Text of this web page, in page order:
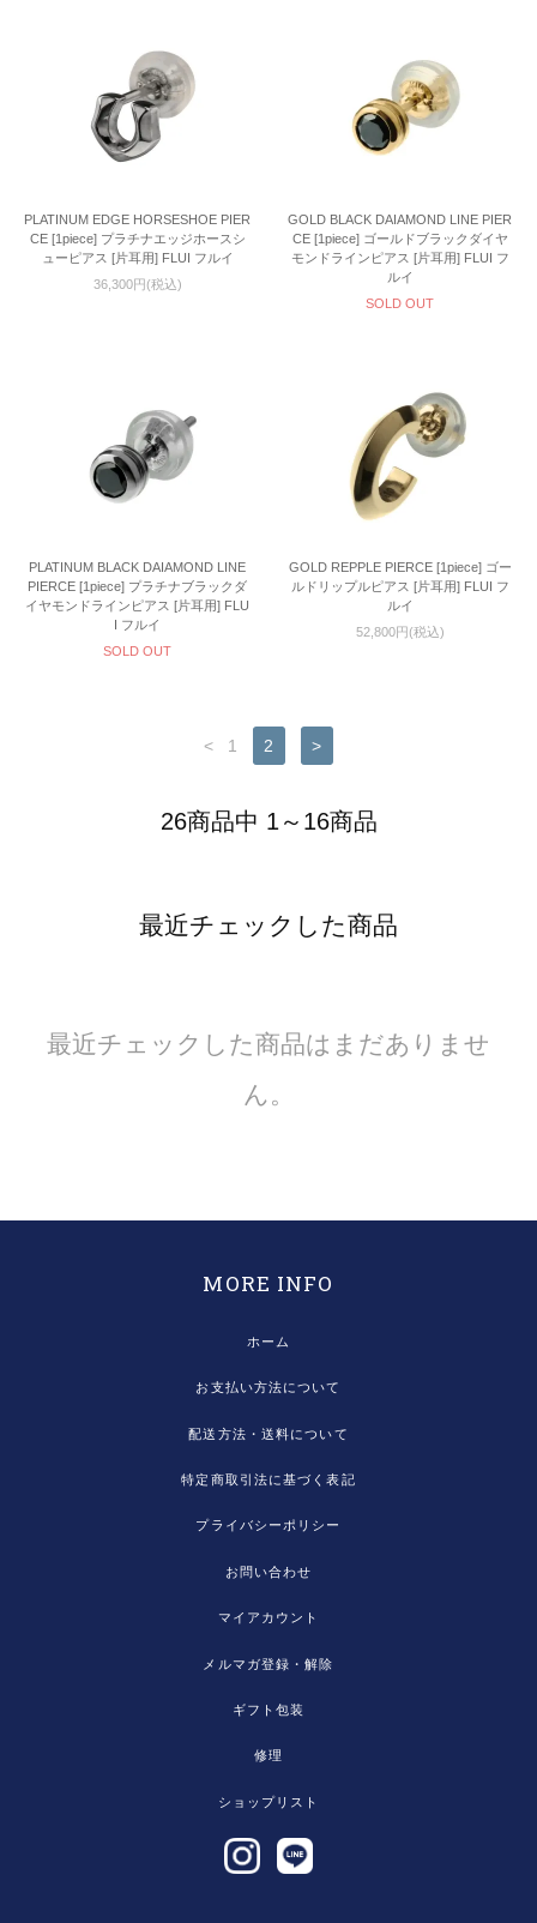
PLATINUM EDGE HORSESHOE PIER
CE [1piece] プラチナエッジホースシ
ューピアス [片耳用] FLUI フルイ
36,300円(税込)
GOLD BLACK DAIAMOND LINE PIER
CE [1piece] ゴールドブラックダイヤ
モンドラインピアス [片耳用] FLUI フ
ルイ
SOLD OUT
PLATINUM BLACK DAIAMOND LINE
PIERCE [1piece] プラチナブラックダ
イヤモンドラインピアス [片耳用] FLU
I フルイ
SOLD OUT
GOLD REPPLE PIERCE [1piece] ゴー
ルドリップルピアス [片耳用] FLUI フ
ルイ
52,800円(税込)
< 1 2 >
26商品中 1～16商品
最近チェックした商品
最近チェックした商品はまだありませ
ん。
MORE INFO
ホーム
お支払い方法について
配送方法・送料について
特定商取引法に基づく表記
プライバシーポリシー
お問い合わせ
マイアカウント
メルマガ登録・解除
ギフト包装
修理
ショップリスト